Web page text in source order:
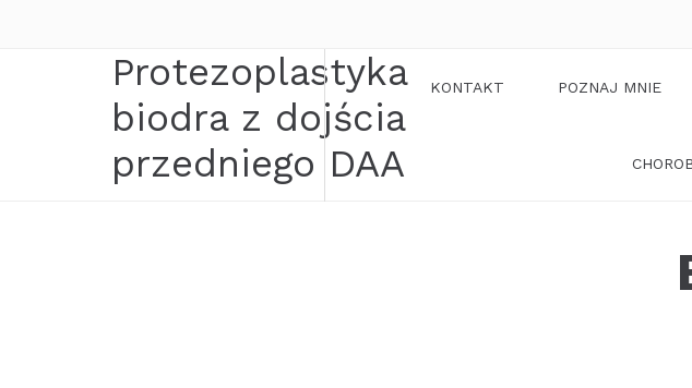
Protezoplastyka
biodra z dojścia
przedniego DAA
KONTAKT POZNAJ MNIE